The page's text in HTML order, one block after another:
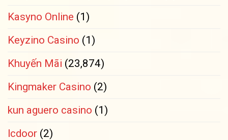
Kasyno Online (1)
Keyzino Casino (1)
Khuyến Mãi (23,874)
Kingmaker Casino (2)
kun aguero casino (1)
lcdoor (2)